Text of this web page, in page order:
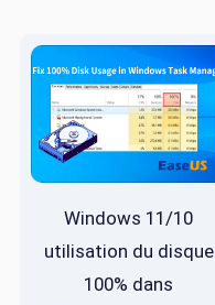
Windows 11/10
utilisation du disque
100% dans